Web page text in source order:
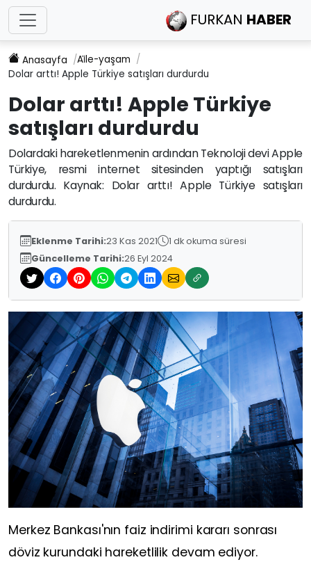
FURKAN HABER
Anasayfa
Ai̇le-yaşam
Dolar arttı! Apple Türkiye satışları durdurdu
Dolar arttı! Apple Türkiye
satışları durdurdu
Dolardaki hareketlenmenin ardından Teknoloji devi Apple
Türkiye, resmi internet sitesinden yaptığı satışları
durdurdu. Kaynak: Dolar arttı! Apple Türkiye satışları
durdurdu.
Eklenme Tarihi:23 Kas 2021
1 dk okuma süresi
Güncelleme Tarihi:26 Eyl 2024
Merkez Bankası'nın faiz indirimi kararı sonrası
döviz kurundaki hareketlilik devam ediyor.